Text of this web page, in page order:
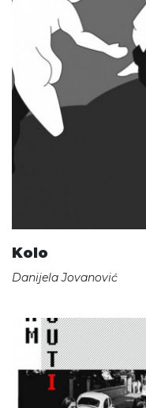
Kolo
Danijela Jovanović